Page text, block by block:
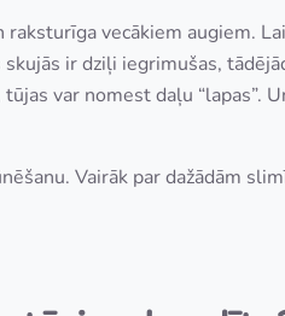
raksturīga vecākiem augiem.
ir dziļi iegrimušas,
var nomest daļu “lapas”.
Vairāk par dažādām